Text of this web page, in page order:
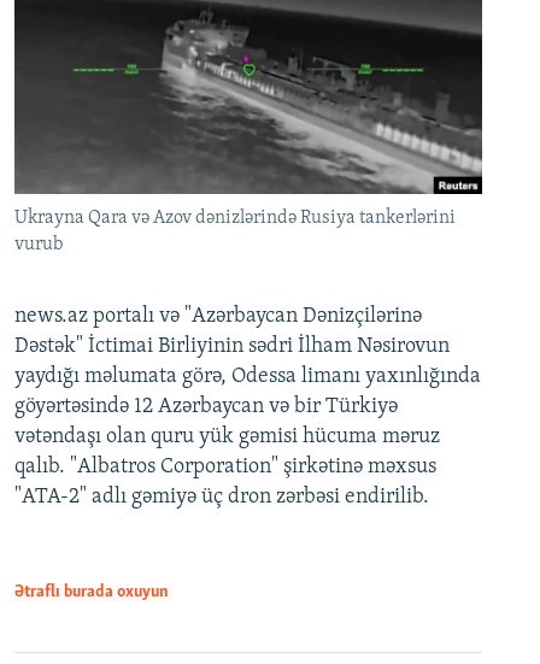
Ukrayna Qara və Azov dənizlərində Rusiya tankerlərini
vurub
news.az portalı və "Azərbaycan Dənizçilərinə
Dəstək" İctimai Birliyinin sədri İlham Nəsirovun
yaydığı məlumata görə, Odessa limanı yaxınlığında
göyərtəsində 12 Azərbaycan və bir Türkiyə
vətəndaşı olan quru yük gəmisi hücuma məruz
qalıb. "Albatros Corporation" şirkətinə məxsus
"ATA-2" adlı gəmiyə üç dron zərbəsi endirilib.
Ətraflı burada oxuyun